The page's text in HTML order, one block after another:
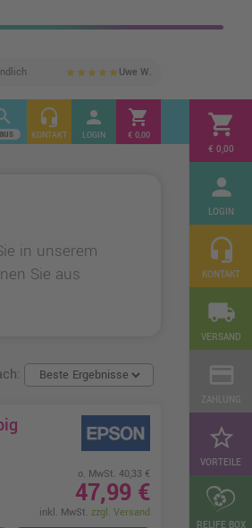
star star star star star Uwe W.
shopping_cart
€ 0,00
person
LOGIN
headset_mic
KONTAKT
local_shipping
VERSAND
star_border
VORTEILE
RELIFE BOX
headset_mic
KONTAKT
person
LOGIN
shopping_cart
€ 0,00
in unserem
Sie aus
o. MwSt. 40,33 €
47,99 €
inkl. MwSt. zzgl. Versand